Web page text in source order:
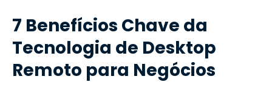
7 Benefícios Chave da
Tecnologia de Desktop
Remoto para Negócios